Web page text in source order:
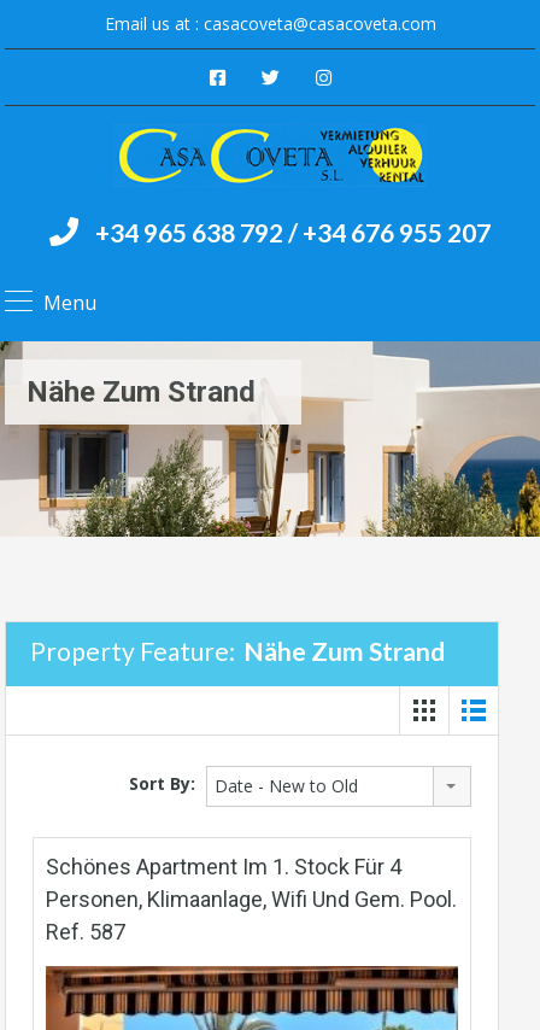
Email us at : casacoveta@casacoveta.com
+34 965 638 792 / +34 676 955 207
Menu
Nähe Zum Strand
Property Feature: Nähe Zum Strand
Sort By: Date - New to Old
Schönes Apartment Im 1. Stock Für 4
Personen, Klimaanlage, Wifi Und Gem. Pool.
Ref. 587